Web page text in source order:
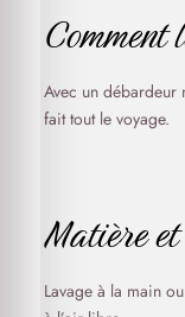
Avec un débardeur
fait tout le voyage.
Matière
Lavage à la main